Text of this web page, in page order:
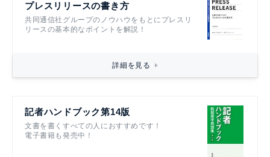
プレスリリースの書き方
共同通信社グループのノウハウをもとにプレスリ
リースの基本的なポイントを解説！
詳細を見る
記者ハンドブック第14版
文書を書くすべての人におすすめです！
電子書籍も発売中！